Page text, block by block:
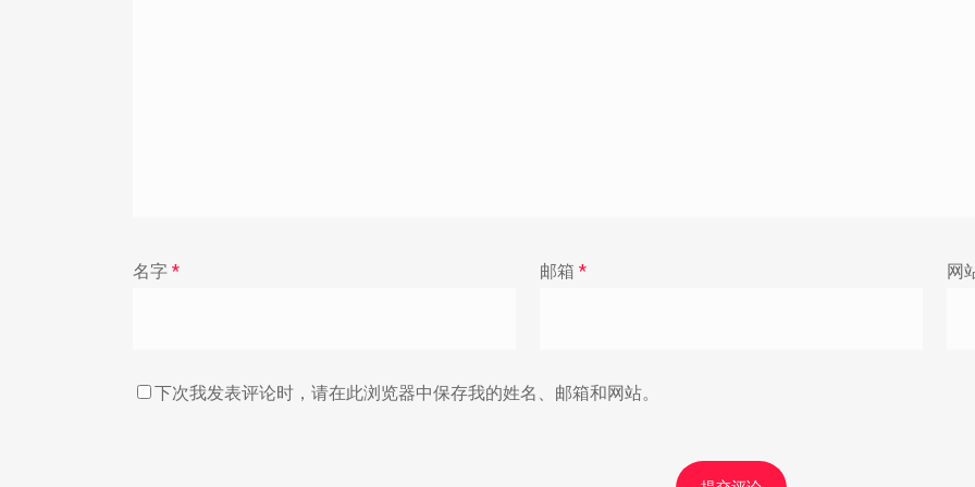
名字 * 邮箱 * 网
下次我发表评论时，请在此浏览器中保存我的姓名、邮箱和网站。